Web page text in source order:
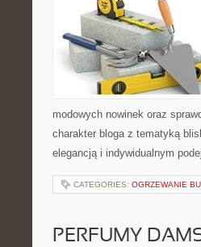
modowych nowinek oraz
charakter bloga z tematyką
elegancją i indywidualnym
CATEGORIES: OGRZEWANIE
PERFUMY